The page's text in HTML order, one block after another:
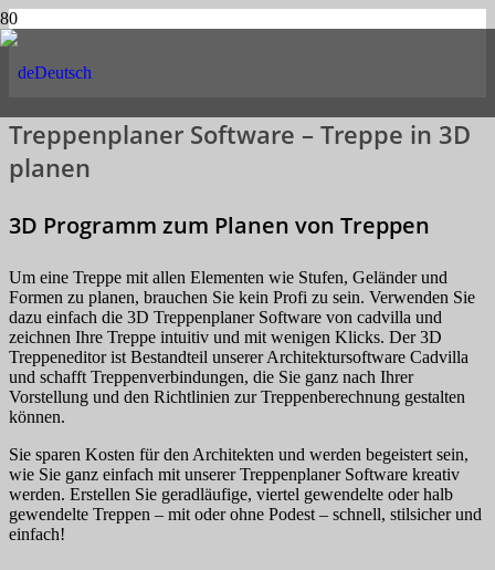
Deutsch
Treppenplaner Software – Treppe in 3D
planen
3D Programm zum Planen von Treppen
Um eine Treppe mit allen Elementen wie Stufen, Geländer und
Formen zu planen, brauchen Sie kein Profi zu sein. Verwenden Sie
dazu einfach die 3D Treppenplaner Software von cadvilla und
zeichnen Ihre Treppe intuitiv und mit wenigen Klicks. Der 3D
Treppeneditor ist Bestandteil unserer Architektursoftware Cadvilla
und schafft Treppenverbindungen, die Sie ganz nach Ihrer
Vorstellung und den Richtlinien zur Treppenberechnung gestalten
können.
Sie sparen Kosten für den Architekten und werden begeistert sein,
wie Sie ganz einfach mit unserer Treppenplaner Software kreativ
werden. Erstellen Sie geradläufige, viertel gewendelte oder halb
gewendelte Treppen – mit oder ohne Podest – schnell, stilsicher und
einfach!